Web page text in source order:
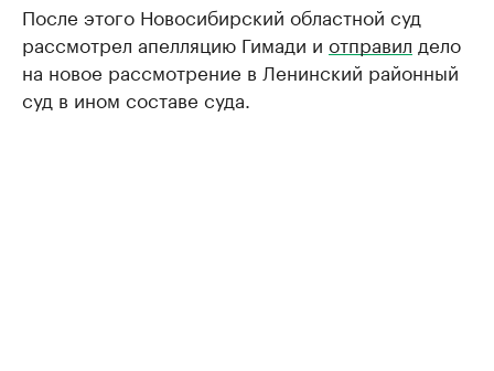
После этого Новосибирский областной суд
рассмотрел апелляцию Гимади и отправил дело
на новое рассмотрение в Ленинский районный
суд в ином составе суда.